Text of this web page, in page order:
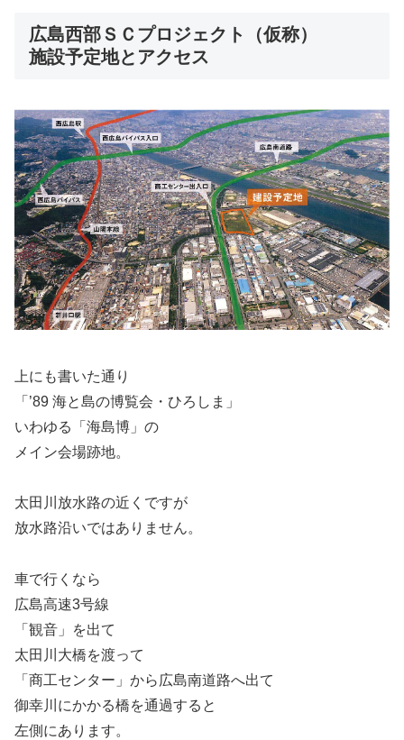
広島西部ＳＣプロジェクト（仮称）
施設予定地とアクセス
上にも書いた通り
「’89 海と島の博覧会・ひろしま」
いわゆる「海島博」の
メイン会場跡地。
太田川放水路の近くですが
放水路沿いではありません。
車で行くなら
広島高速3号線
「観音」を出て
太田川大橋を渡って
「商工センター」から広島南道路へ出て
御幸川にかかる橋を通過すると
左側にあります。